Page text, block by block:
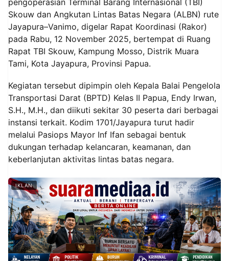
pengoperasian Terminal Barang Internasional (TBI)
Skouw dan Angkutan Lintas Batas Negara (ALBN) rute
Jayapura–Vanimo, digelar Rapat Koordinasi (Rakor)
pada Rabu, 12 November 2025, bertempat di Ruang
Rapat TBI Skouw, Kampung Mosso, Distrik Muara
Tami, Kota Jayapura, Provinsi Papua.
Kegiatan tersebut dipimpin oleh Kepala Balai Pengelola
Transportasi Darat (BPTD) Kelas II Papua, Endy Irwan,
S.H., M.H., dan diikuti sekitar 30 peserta dari berbagai
instansi terkait. Kodim 1701/Jayapura turut hadir
melalui Pasiops Mayor Inf Ifan sebagai bentuk
dukungan terhadap kelancaran, keamanan, dan
keberlanjutan aktivitas lintas batas negara.
IKLAN